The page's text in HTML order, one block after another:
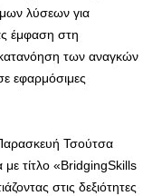
λύσεων για
έμφαση στη
των αναγκών
εφαρμόσιμες
Τσούτσα
με τίτλο «BridgingSkills
στις δεξιότητες